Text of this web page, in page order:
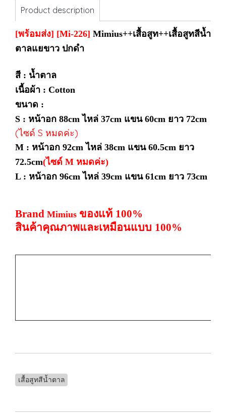
Product description
[พร้อมส่ง] [Mi-226] Mimius++เสื้อสูท++เสื้อสูทสีน้ำ
ตาลแยขาว ปกดำ
สี : น้ำตาล
เนื้อผ้า : Cotton
ขนาด :
S : หน้าอก 88cm ไหล่ 37cm แขน 60cm ยาว 72cm
(ไซด์ S หมดค่ะ)
M : หน้าอก 92cm ไหล่ 38cm แขน 60.5cm ยาว
72.5cm(ไซด์ M หมดค่ะ)
L : หน้าอก 96cm ไหล่ 39cm แขน 61cm ยาว 73cm
Brand Mimius ของแท้ 100%
สินค้าคุณภาพและเหมือนแบบ 100%
เสื้อสูทสีน้ำตาล